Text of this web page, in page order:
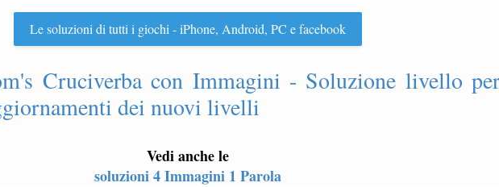
Le soluzioni di tutti i giochi - iPhone, Android, PC e facebook
Cruciverba con Immagini - Soluzione livello per
dei nuovi livelli
Vedi anche le
soluzioni 4 Immagini 1 Parola